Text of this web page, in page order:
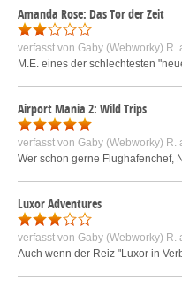
Amanda Rose: Das Tor der Zeit
verfasst von Gaby (Webworky) R.
M.E. eines der schlechtesten
Airport Mania 2: Wild Trips
verfasst von Gaby (Webworky) R.
Wer schon gerne Flughafenchef,
Luxor Adventures
verfasst von Gaby (Webworky) R.
Auch wenn der Reiz "Luxor in